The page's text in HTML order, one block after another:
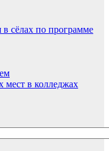
в сёлах по программе
мест в колледжах